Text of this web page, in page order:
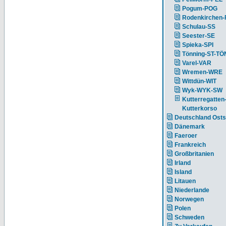
Pogum-POG
Rodenkirchen-
Schulau-SS
Seester-SE
Spieka-SPI
Tönning-ST-
Varel-VAR
Wremen-WRE
Wittdün-WIT
Wyk-WYK-SW
Kutterregatten-
Kutterkorso
Deutschland
Dänemark
Faeroer
Frankreich
Großbritanien
Irland
Island
Litauen
Niederlande
Norwegen
Polen
Schweden